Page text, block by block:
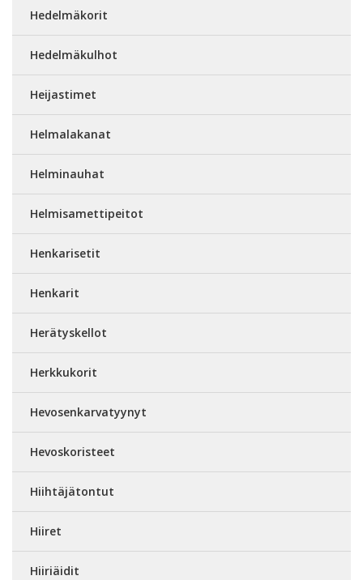
Hedelmäkorit
Hedelmäkulhot
Heijastimet
Helmalakanat
Helminauhat
Helmisamettipeitot
Henkarisetit
Henkarit
Herätyskellot
Herkkukorit
Hevosenkarvatyynyt
Hevoskoristeet
Hiihtäjätontut
Hiiret
Hiiriäidit